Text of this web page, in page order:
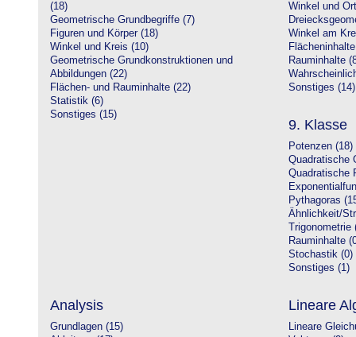
(18)
Geometrische Grundbegriffe (7)
Figuren und Körper (18)
Winkel und Kreis (10)
Geometrische Grundkonstruktionen und
Abbildungen (22)
Flächen- und Rauminhalte (22)
Statistik (6)
Sonstiges (15)
Winkel und
Winkel am
Rauminhalte
Sonstiges (14)
9. Klasse
Potenzen (18)
Quadratische
Quadratische
Pythagoras
Ähnlichkeit/
Trigonometrie
Rauminhalte
Stochastik (0)
Sonstiges (1)
Analysis
Grundlagen (15)
Lineare
Lineare